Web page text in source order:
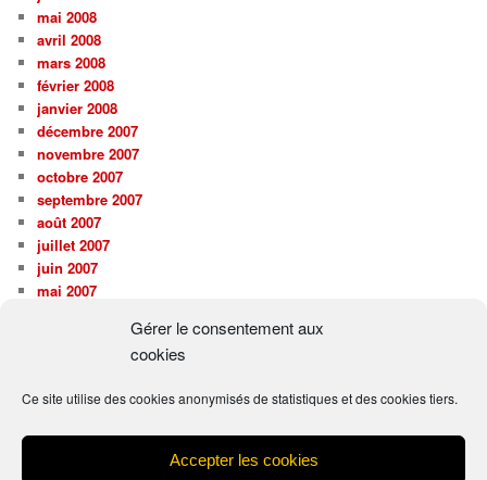
Gérer le consentement aux
cookies
Ce site utilise des cookies anonymisés de statistiques et des cookies tiers.
Accepter les cookies
mai 2008
avril 2008
mars 2008
février 2008
janvier 2008
décembre 2007
novembre 2007
octobre 2007
septembre 2007
août 2007
juillet 2007
juin 2007
mai 2007
septembre 2006